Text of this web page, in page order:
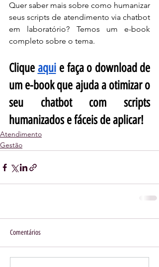
Quer saber mais sobre como humanizar
seus scripts de atendimento via chatbot
em laboratório? Temos um e-book
completo sobre o tema.
Clique aqui e faça o download de
um e-book que ajuda a otimizar o
seu chatbot com scripts
humanizados e fáceis de aplicar!
Atendimento
Gestão
Comentários